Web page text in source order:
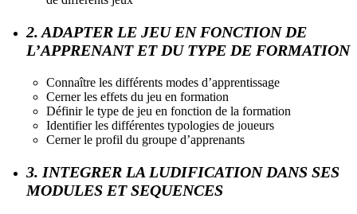
2. ADAPTER LE JEU EN FONCTION DE
L’APPRENANT ET DU TYPE DE FORMATION
Connaître les différents modes d’apprentissage
Cerner les effets du jeu en formation
Définir le type de jeu en fonction de la formation
Identifier les différentes typologies de joueurs
Cerner le profil du groupe d’apprenants
3. INTEGRER LA LUDIFICATION DANS SES
MODULES ET SEQUENCES